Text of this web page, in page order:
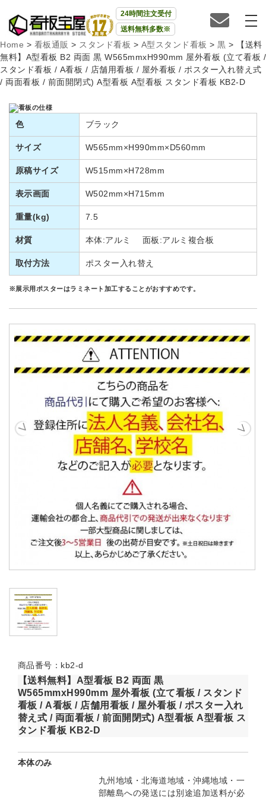
24時間注文受付
送料無料多数※
Home > 看板通販 > スタンド看板 > A型スタンド看板 > 黒 >
【送料
無料】A型看板 B2 両面 黒 W565mmxH990mm 屋外看板 (立て看板 /
スタンド看板 / A看板 / 店舗用看板 / 屋外看板 / ポスター入れ替え式
/ 両面看板 / 前面開閉式) A型看板 A型看板 スタンド看板 KB2-D
色 ブラック
サイズ W565mm×H990mm×D560mm
原稿サイズ W515mm×H728mm
表示画面 W502mm×H715mm
重量(kg) 7.5
材質 本体:アルミ 面板:アルミ複合板
取付方法 ポスター入れ替え
※展示用ポスターはラミネート加工することがおすすめです。
商品番号：kb2-d
【送料無料】A型看板 B2 両面 黒
W565mmxH990mm 屋外看板 (立て看板 / スタンド
看板 / A看板 / 店舗用看板 / 屋外看板 / ポスター入れ
替え式 / 両面看板 / 前面開閉式) A型看板 A型看板 ス
タンド看板 KB2-D
本体のみ
九州地域・北海道地域・沖縄地域・一
部離島への発送には別途追加送料が必